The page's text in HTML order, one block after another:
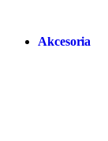
Akcesoria